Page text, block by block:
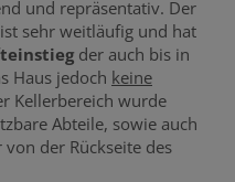
und repräsentativ. Der
sehr weitläufig und hat
der auch bis in
Haus jedoch keine
Kellerbereich wurde
Abteile, sowie auch
von der Rückseite des